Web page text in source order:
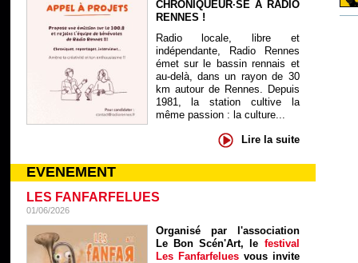
CHRONIQUEUR·SE À RADIO
RENNES !
Radio locale, libre et
indépendante, Radio Rennes
émet sur le bassin rennais et
au-delà, dans un rayon de 30
km autour de Rennes. Depuis
1981, la station cultive la
même passion : la culture...
Lire la suite
EVENEMENT
LES FANFARFELUES
01/06/2026
Organisé par l'association
Le Bon Scén'Art, le festival
Les Fanfarfelues vous invite